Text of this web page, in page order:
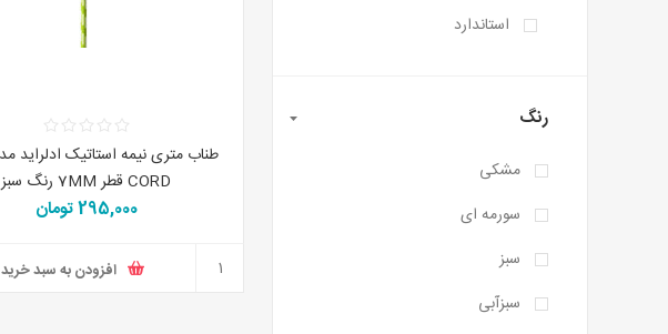
CORD قطر 7MM رنگ سبز
295,000 تومان
افزودن به سبد خرید
استاندارد
رنگ
مشکی
سورمه ای
سبز
سبزآبی